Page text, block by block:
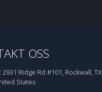
OSS
2931 Ridge Rd #101, Rockwall, TX
States